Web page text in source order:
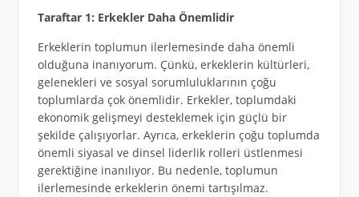
Taraftar 1: Erkekler Daha Önemlidir
Erkeklerin toplumun ilerlemesinde daha önemli
olduğuna inanıyorum. Çünkü, erkeklerin kültürleri,
gelenekleri ve sosyal sorumluluklarının çoğu
toplumlarda çok önemlidir. Erkekler, toplumdaki
ekonomik gelişmeyi desteklemek için güçlü bir
şekilde çalışıyorlar. Ayrıca, erkeklerin çoğu toplumda
önemli siyasal ve dinsel liderlik rolleri üstlenmesi
gerektiğine inanılıyor. Bu nedenle, toplumun
ilerlemesinde erkeklerin önemi tartışılmaz.